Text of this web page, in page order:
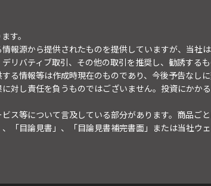
す。
報源から提供されたものを提供していますが、当社
リバティブ取引、その他の取引を推奨し、勧誘する
る情報等は作成時現在のものであり、今後予告なし
対し責任を負うものではございません。投資にかか
ス等について言及している部分があります。商品ご
「目論見書」、「目論見書補完書面」または当社ウ